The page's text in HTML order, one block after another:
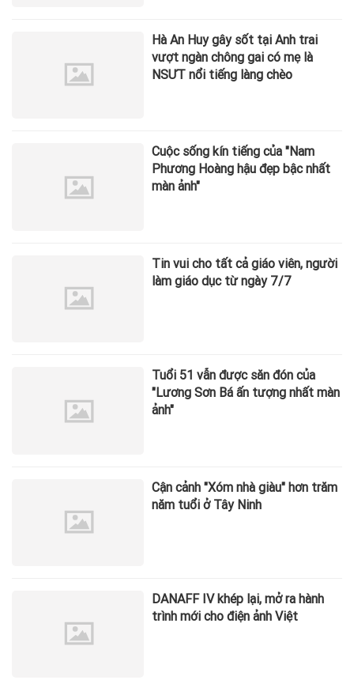
Hà An Huy gây sốt tại Anh trai
vượt ngàn chông gai có mẹ là
NSƯT nổi tiếng làng chèo
Cuộc sống kín tiếng của "Nam
Phương Hoàng hậu đẹp bậc nhất
màn ảnh"
Tin vui cho tất cả giáo viên, người
làm giáo dục từ ngày 7/7
Tuổi 51 vẫn được săn đón của
"Lương Sơn Bá ấn tượng nhất màn
ảnh"
Cận cảnh "Xóm nhà giàu" hơn trăm
năm tuổi ở Tây Ninh
DANAFF IV khép lại, mở ra hành
trình mới cho điện ảnh Việt